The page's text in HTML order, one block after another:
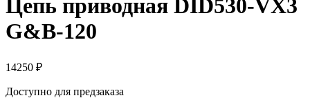
Цепь приводная DID530-VX3
G&B-120
14250 ₽
Доступно для предзаказа